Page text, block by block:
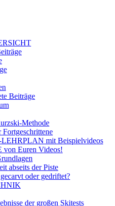
Beiträge
Methode
Fortgeschrittene
mit Beispielvideos
von Euren Videos!
abseits der Piste
oder gedriftet?
der großen Skitests